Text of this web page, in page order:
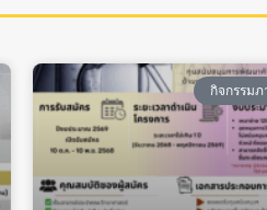
กิจกรรม